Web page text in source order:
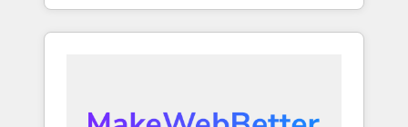
the revenue maturity model - delivering the
right improvements at the right time so
With 2,750+ HubSpot projects delivered and
370+ specialists across EMEA, APAC and NAM,
automation, we turn complexity into clarity,